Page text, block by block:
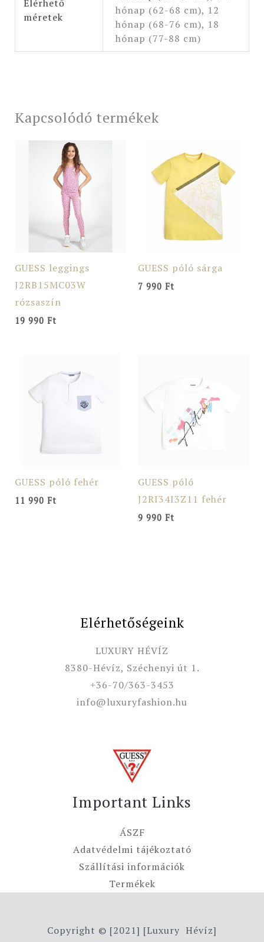
Elérhető
méretek
hónap (62-68 cm), 12
hónap (68-76 cm), 18
hónap (77-88 cm)
Kapcsolódó termékek
GUESS leggings
J2RB15MC03W
rózsaszín
19 990 Ft
GUESS póló sárga
7 990 Ft
GUESS póló fehér
11 990 Ft
GUESS póló
J2RI34I3Z11 fehér
9 990 Ft
Elérhetőségeink
LUXURY HÉVÍZ
8380-Hévíz, Széchenyi út 1.
+36-70/363-3453
info@luxuryfashion.hu
Important Links
ÁSZF
Adatvédelmi tájékoztató
Szállítási információk
Termékek
Copyright © [2021] [Luxury Hévíz]